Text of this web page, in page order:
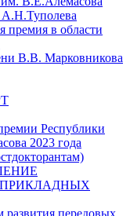
премия в области
В.В. Марковникова
Республики
2023 года
передовых